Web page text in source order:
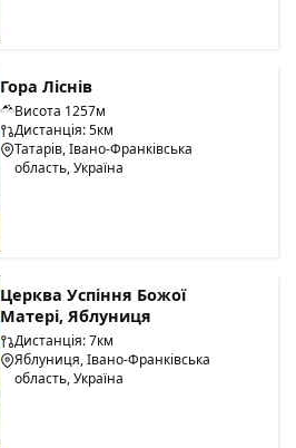
Гора Ліснів
Висота 1257м
Дистанція: 5км
Татарів, Івано-Франківська
область, Україна
Церква Успіння Божої
Матері, Яблуниця
Дистанція: 7км
Яблуниця, Івано-Франківська
область, Україна